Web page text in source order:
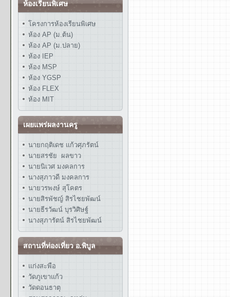
ห้องเรียนพิเศษ
โครงการห้องเรียนพิเศษ
ห้อง AP (ม.ต้น)
ห้อง AP (ม.ปลาย)
ห้อง IEP
ห้อง MSP
ห้อง YGSP
ห้อง FLEX
ห้อง MIT
เผยแพร่ผลงานครู
นายกฤติเดช แก้วศุภรัตน์
นายสรชัย ผลขาว
นายนิเวศ มงคลการ
นางสุภาวดี มงคลการ
นายวรพงษ์ สุโคตร
นายสิรพัชญ์ สิรไชยพัฒน์
นายธีรวัฒน์ บุรวิศิษฐ์
นางสุภารัตน์ สิรไชยพัฒน์
สถานที่ท่องเที่ยว อ.พิบูล
แก่งสะพือ
วัดภูเขาแก้ว
วัดดอนธาตุ